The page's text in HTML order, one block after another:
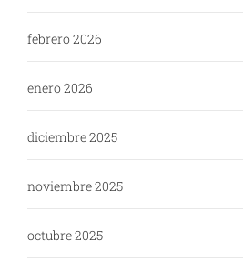
febrero 2026
enero 2026
diciembre 2025
noviembre 2025
octubre 2025